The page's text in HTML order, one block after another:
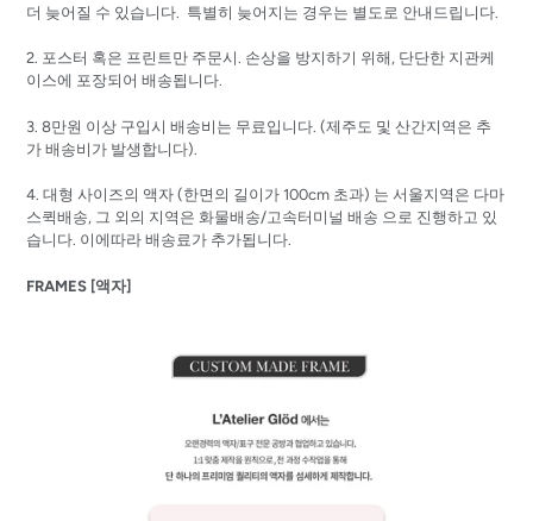
더 늦어질 수 있습니다. 특별히 늦어지는 경우는 별도로 안내드립니다.
2. 포스터 혹은 프린트만 주문시. 손상을 방지하기 위해 , 단단한 지관케
이스에 포장되어 배송됩니다.
3. 8만원 이상 구입시 배송비는 무료입니다. (제주도 및 산간지역은 추
가 배송비가 발생합니다).
4. 대형 사이즈의 액자 (한면의 길이가 100cm 초과) 는 서울지역은 다마
스퀵배송, 그 외의 지역은 화물배송/고속터미널 배송 으로 진행하고 있
습니다. 이에따라 배송료가 추가됩니다.
FRAMES [액자]